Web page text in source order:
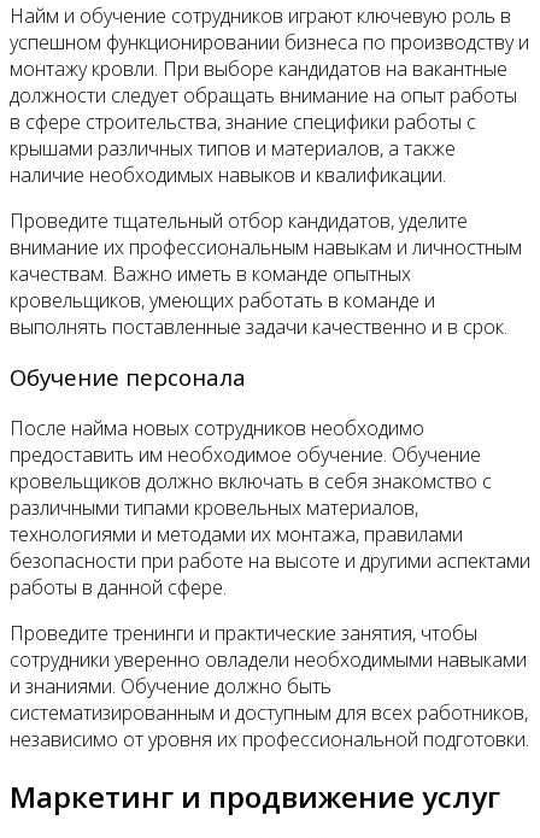
Найм и обучение сотрудников играют ключевую роль в
успешном функционировании бизнеса по производству и
монтажу кровли. При выборе кандидатов на вакантные
должности следует обращать внимание на опыт работы
в сфере строительства, знание специфики работы с
крышами различных типов и материалов, а также
наличие необходимых навыков и квалификации.
Проведите тщательный отбор кандидатов, уделите
внимание их профессиональным навыкам и личностным
качествам. Важно иметь в команде опытных
кровельщиков, умеющих работать в команде и
выполнять поставленные задачи качественно и в срок.
Обучение персонала
После найма новых сотрудников необходимо
предоставить им необходимое обучение. Обучение
кровельщиков должно включать в себя знакомство с
различными типами кровельных материалов,
технологиями и методами их монтажа, правилами
безопасности при работе на высоте и другими аспектами
работы в данной сфере.
Проведите тренинги и практические занятия, чтобы
сотрудники уверенно овладели необходимыми навыками
и знаниями. Обучение должно быть
систематизированным и доступным для всех работников,
независимо от уровня их профессиональной подготовки.
Маркетинг и продвижение услуг